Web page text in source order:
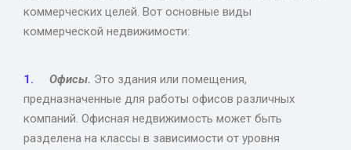
коммерческих целей. Вот основные виды
коммерческой недвижимости:
Офисы. Это здания или помещения,
предназначенные для работы офисов различных
компаний. Офисная недвижимость может быть
разделена на классы в зависимости от уровня